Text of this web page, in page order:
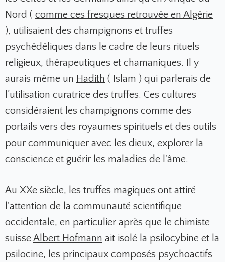
Nord ( comme ces fresques retrouvée en Algérie
), utilisaient des champignons et truffes
psychédéliques dans le cadre de leurs rituels
religieux, thérapeutiques et chamaniques. Il y
aurais même un Hadith ( Islam ) qui parlerais de
l’utilisation curatrice des truffes. Ces cultures
considéraient les champignons comme des
portails vers des royaumes spirituels et des outils
pour communiquer avec les dieux, explorer la
conscience et guérir les maladies de l'âme.
Au XXe siècle, les truffes magiques ont attiré
l'attention de la communauté scientifique
occidentale, en particulier après que le chimiste
suisse Albert Hofmann ait isolé la psilocybine et la
psilocine, les principaux composés psychoactifs